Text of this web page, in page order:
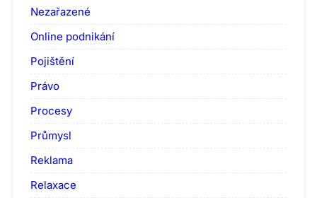
Nezařazené
Online podnikání
Pojištění
Právo
Procesy
Průmysl
Reklama
Relaxace